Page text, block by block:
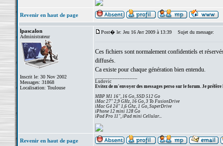
Revenir en haut de page
lpascalon
Administrateur
Inscrit le: 30 Nov 2002
Messages: 31868
Localisation: Toulouse
Post� le: Jeu 16 Avr 2009 à 13:39 Sujet du message:
Ces fichiers sont normalement confidentiels et
diffusés.
Ca existe pour chaque génération bien entendu.
Ludovic
Evitez de m'envoyer des messages perso sur le forum. Je préfère
MBP M1 16", 16 Go, SSD 512 Go
iMac 27" 2,9 GHz, 16 Go, 3 To FusionDrive
iMac G4 24" 1,6 Ghz, 1 Go, SuperDrive
iPhone 12 mini 128 Go
iPad Pro 11", iPad mini Cellular...
Revenir en haut de page